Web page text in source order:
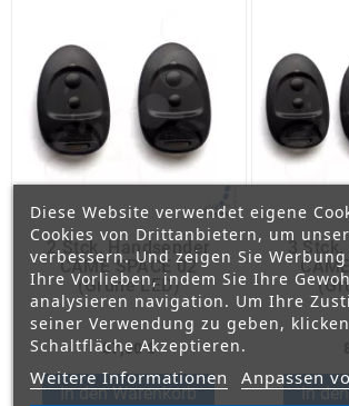
2 Stck. Handsender
CAME SPACE 02
(grüne LED)
57,00 €
In den Warenkorb
3 Stck.
In
Diese Website verwendet eigene
Cookies von Drittanbietern, um
verbessern. Und zeigen Sie
Ihre Vorlieben, indem Sie Ihre
analysieren navigation. Um Ihre
seiner Verwendung zu geben,
Schaltfläche Akzeptieren.
Weitere Informationen Anpassen